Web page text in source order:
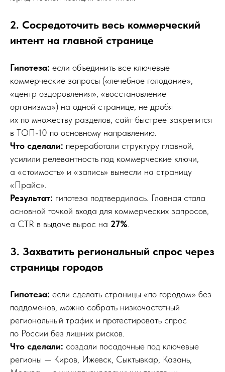
2. Сосредоточить весь коммерческий
интент на главной странице
Гипотеза: если объединить все ключевые
коммерческие запросы («лечебное голодание»,
«центр оздоровления», «восстановление
организма») на одной странице, не дробя
их по множеству разделов, сайт быстрее закрепится
в ТОП-10 по основному направлению.
Что сделали: переработали структуру главной,
усилили релевантность под коммерческие ключи,
а «стоимость» и «запись» вынесли на страницу
«Прайс».
Результат: гипотеза подтвердилась. Главная стала
основной точкой входа для коммерческих запросов,
а CTR в выдаче вырос на 27%
3. Захватить региональный спрос через
страницы городов
Гипотеза: если сделать страницы «по городам» без
поддоменов, можно собрать низкочастотный
региональный трафик и протестировать спрос
по России без лишних рисков.
Что сделали: создали посадочные под ключевые
регионы — Киров, Ижевск, Сыктывкар, Казань,